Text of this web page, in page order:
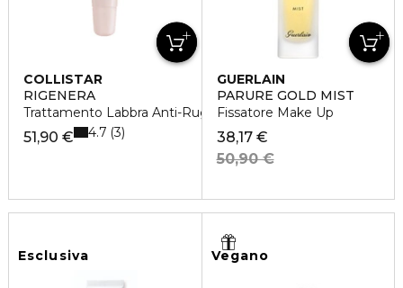
COLLISTAR
RIGENERA
Trattamento Labbra Anti-Rughe Rimpolpante
51,90 € 4.7 3
GUERLAIN
PARURE GOLD MIST
Fissatore Make Up
38,17 €
50,90 €
Esclusiva Vegano